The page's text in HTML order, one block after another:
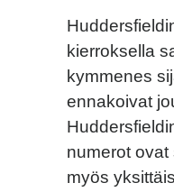
kierroksella
kymmenes
ennakoivat
numerot
myös